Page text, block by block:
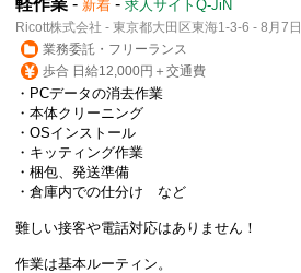
新着 求人サイトQ-JiN
Ricott株式会社 - 東京都大田区東海1-3-6 - 8月7日
業務委託・フリーランス
歩合 日給12,000円＋交通費
・PCデータの消去作業
・本体クリーニング
・OSインストール
・キッティング作業
・梱包、発送準備
・倉庫内での仕分け など
難しい接客や電話対応はありません！
作業は基本ルーティン。